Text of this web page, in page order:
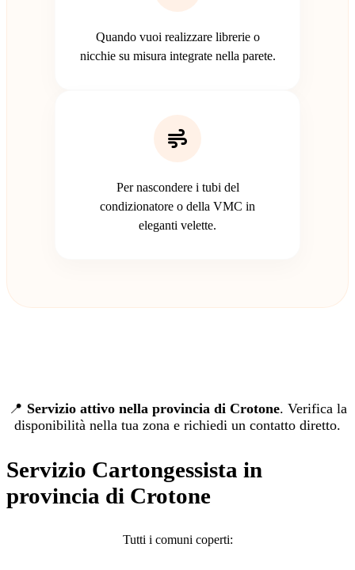
Quando vuoi realizzare librerie o
nicchie su misura integrate nella parete.
Per nascondere i tubi del
condizionatore o della VMC in
eleganti velette.
📍 Servizio attivo nella provincia di Crotone. Verifica la
disponibilità nella tua zona e richiedi un contatto diretto.
Servizio Cartongessista in
provincia di Crotone
Tutti i comuni coperti: